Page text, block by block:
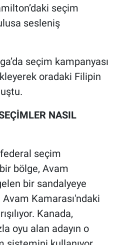
seçim
sesleniş
seçim kampanyası
oradaki Filipin
NASIL
seçim
bölge, Avam
bir sandalyeye
Avam Kamarası'ndaki
Kanada,
oyu alan adayın o